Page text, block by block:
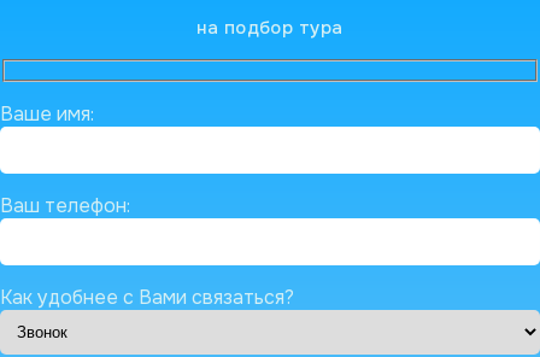
на подбор тура
Ваше имя:
Ваш телефон:
Как удобнее с Вами связаться?